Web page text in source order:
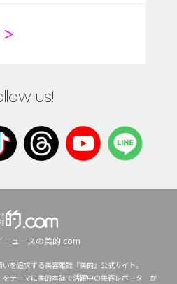
＞
us!
ニュースの美的.com
を追求する美容雑誌『美的』公式サイト。
をテーマに美的本誌で活躍中の美容レポーターが